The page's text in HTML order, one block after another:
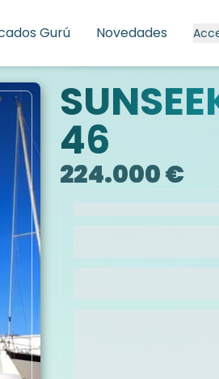
Gurú Novedades
46
224.000 €